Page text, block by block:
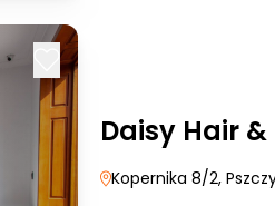
Daisy Hair
Kopernika 8/2,